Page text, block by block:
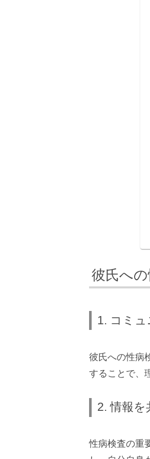
彼氏へ
1. コミ
彼氏への性病
することで、
2. 情報を
性病検査の重